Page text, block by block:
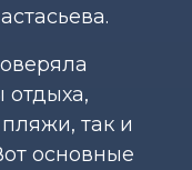
отдыха,
так и
основные